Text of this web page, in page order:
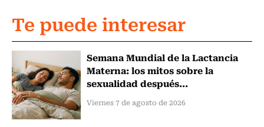
Te puede interesar
Semana Mundial de la Lactancia
Materna: los mitos sobre la
sexualidad después...
Viernes 7 de agosto de 2026